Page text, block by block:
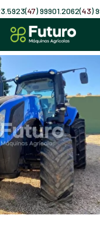
(47) 99901.2062(43)